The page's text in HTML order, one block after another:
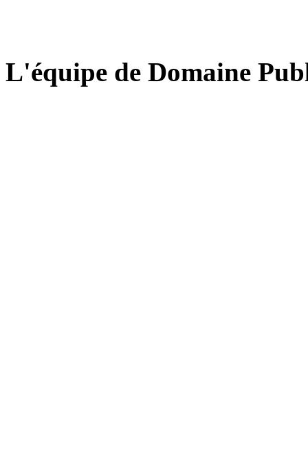
L'équipe de Domaine